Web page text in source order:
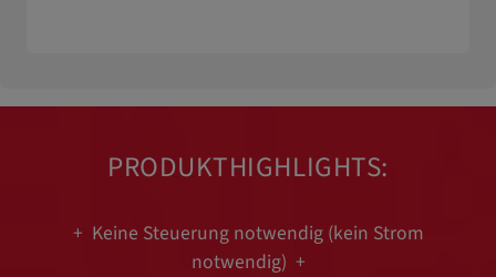
PRODUKTHIGHLIGHTS:
+ Keine Steuerung notwendig (kein Strom
notwendig) +